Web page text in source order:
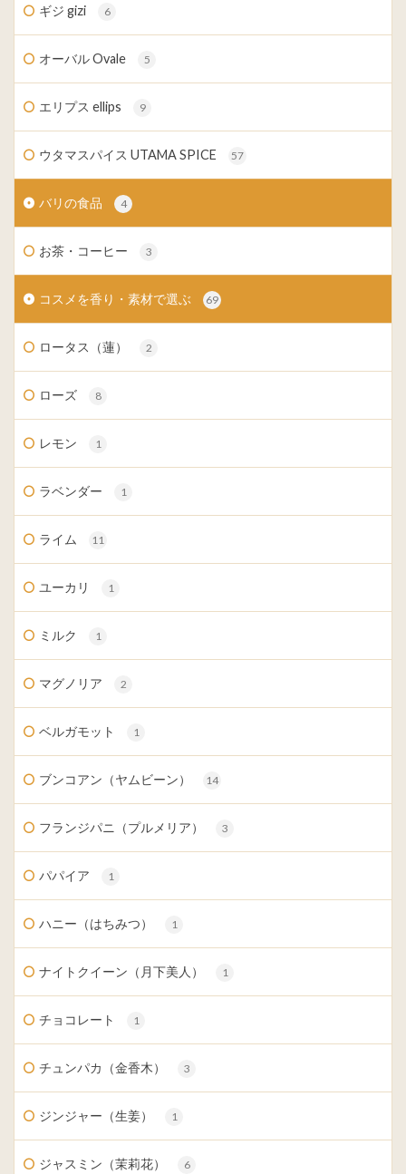
ギジ gizi 6
オーバル Ovale 5
エリプス ellips 9
ウタマスパイス UTAMA SPICE 57
バリの食品 4
お茶・コーヒー 3
コスメを香り・素材で選ぶ 69
ロータス（蓮） 2
ローズ 8
レモン 1
ラベンダー 1
ライム 11
ユーカリ 1
ミルク 1
マグノリア 2
ベルガモット 1
ブンコアン（ヤムビーン） 14
フランジパニ（プルメリア） 3
パパイア 1
ハニー（はちみつ） 1
ナイトクイーン（月下美人） 1
チョコレート 1
チュンパカ（金香木） 3
ジンジャー（生姜） 1
ジャスミン（茉莉花） 6